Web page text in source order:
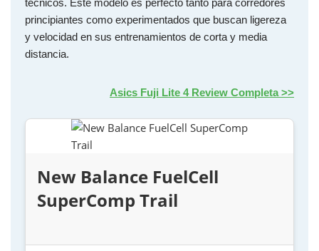
principiantes como experimentados que buscan ligereza
y velocidad en sus entrenamientos de corta y media
distancia.
Asics Fuji Lite 4 Review Completa >>
New Balance FuelCell
SuperComp Trail